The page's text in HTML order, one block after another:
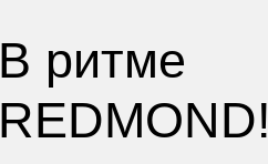
В ритме
REDMOND!